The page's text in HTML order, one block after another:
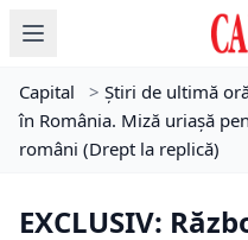
Capital > Știri de ultimă
în România. Miză uriașă
români (Drept la replică)
EXCLUSIV: